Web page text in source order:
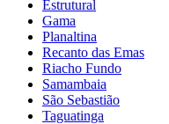
Estrutural
Gama
Planaltina
Recanto das Emas
Riacho Fundo
Samambaia
São Sebastião
Taguatinga